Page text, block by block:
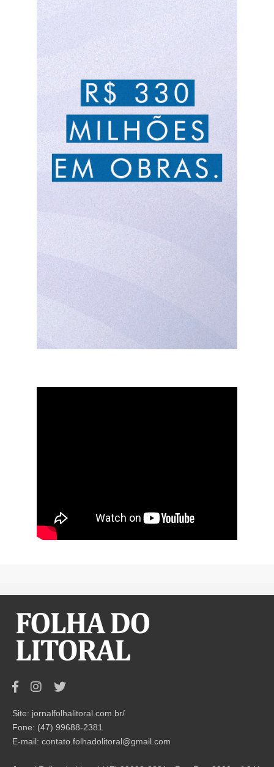
Site: jornalfolhalitoral.com.br/
Fone: (47) 99688-2381
E-mail: contato.folhadolitoral@gmail.com